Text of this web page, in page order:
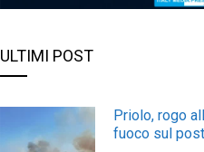
ULTIMI POST
Priolo, rogo
fuoco sul